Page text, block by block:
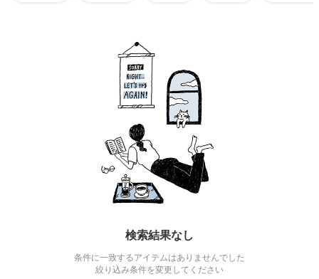
検索結果なし
条件に一致するアイテムはありませんでした
絞り込み条件を変更してください